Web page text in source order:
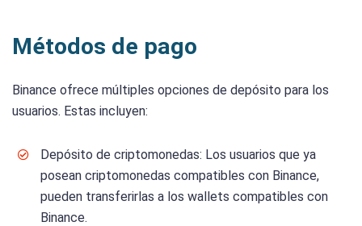
Métodos de pago
Binance ofrece múltiples opciones de depósito para los
usuarios. Estas incluyen:
Depósito de criptomonedas: Los usuarios que ya
posean criptomonedas compatibles con Binance,
pueden transferirlas a los wallets compatibles con
Binance.